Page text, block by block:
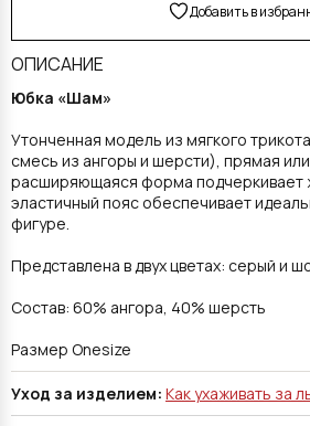
Добавить в
ОПИСАНИЕ
Юбка «Шам»
Утонченная модель из мягкого
смесь из ангоры и шерсти), прямая или
расширяющаяся форма подчеркивает
эластичный пояс обеспечивает
фигуре.
Представлена в двух цветах: серый и
Состав: 60% ангора, 40% шерсть
Размер Оnesize
Уход за изделием: Как ухаживать за